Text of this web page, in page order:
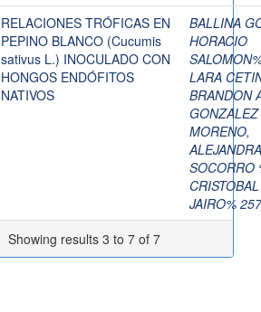
RELACIONES TRÓFICAS EN
PEPINO BLANCO (Cucumis
sativus L.) INOCULADO CON
HONGOS ENDÓFITOS
NATIVOS
BALLINA
HORACIO
LARA
BRANDON
GONZALEZ
MORENO,
SOCORRO
JAIRO%
Showing results 3 to 7 of 7